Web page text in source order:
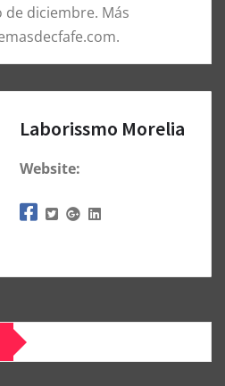
diciembre. Más
Laborissmo Morelia
Website: